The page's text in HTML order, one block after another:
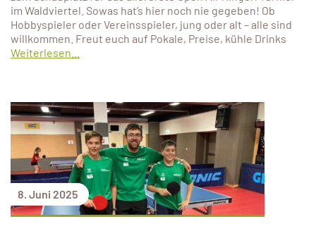
im Waldviertel. Sowas hat’s hier noch nie gegeben! Ob
Hobbyspieler oder Vereinsspieler, jung oder alt – alle sind
willkommen. Freut euch auf Pokale, Preise, kühle Drinks
Weiterlesen...
8. Juni 2025